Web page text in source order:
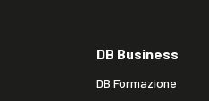
DB Business
DB Formazione